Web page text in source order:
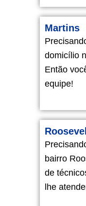
Martins
domicílio
Então
equipe!
bairro
de
lhe